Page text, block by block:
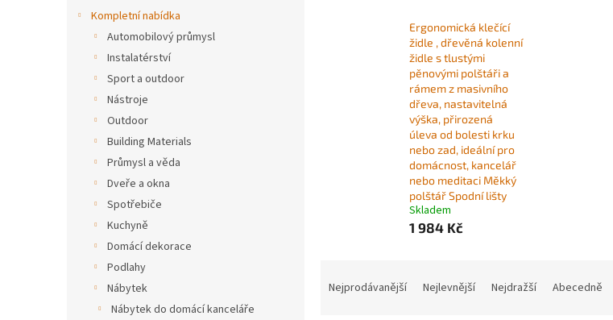
Kompletní nabídka
Automobilový průmysl
Instalatérství
Sport a outdoor
Nástroje
Outdoor
Building Materials
Průmysl a věda
Dveře a okna
Spotřebiče
Kuchyně
Domácí dekorace
Podlahy
Nábytek
Nábytek do domácí kanceláře
Ergonomická klečící
židle , dřevěná kolenní
židle s tlustými
pěnovými polštáři a
rámem z masivního
dřeva, nastavitelná
výška, přirozená
úleva od bolesti krku
nebo zad, ideální pro
domácnost, kancelář
nebo meditaci Měkký
polštář Spodní lišty
Skladem
1 984 Kč
Nejprodávanější Nejlevnější Nejdražší Abecedně